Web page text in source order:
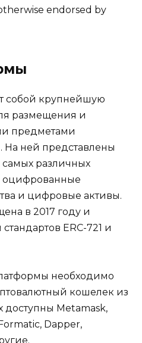
endorsed by
собой крупнейшую
размещения и
предметами
ней представлены
различных
оцифрованные
и цифровые активы.
в 2017 году и
ERC-721 и
необходимо
кошелек из
доступны Metamask,
Dapper,